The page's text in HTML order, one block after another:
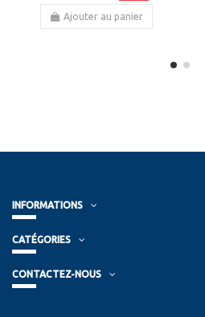
Ajouter au panier
INFORMATIONS
CATÉGORIES
CONTACTEZ-NOUS